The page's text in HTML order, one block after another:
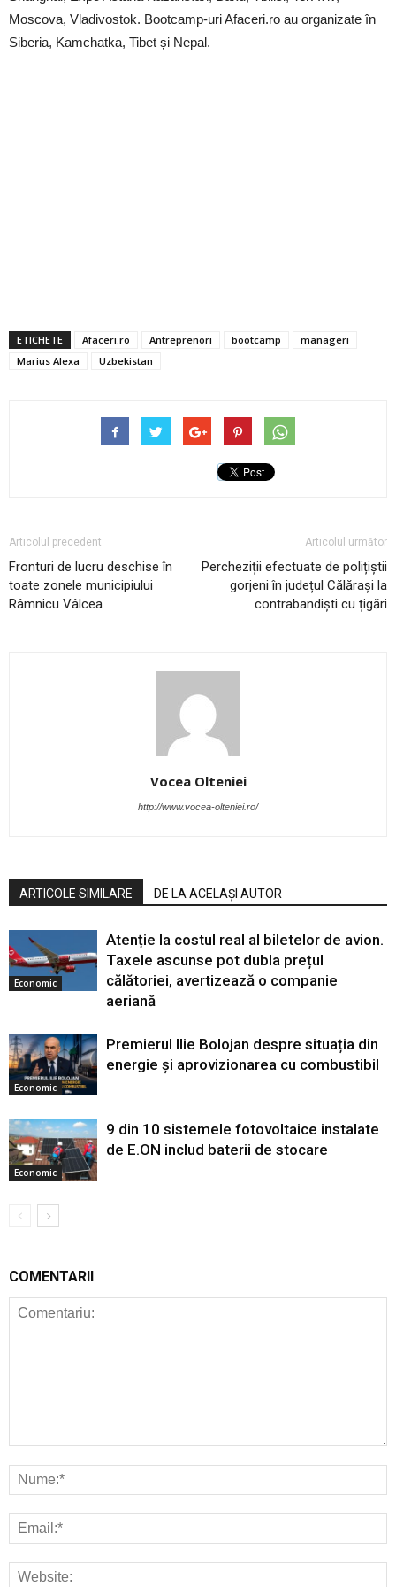
Moscova, Vladivostok. Bootcamp-uri Afaceri.ro au organizate în
Siberia, Kamchatka, Tibet și Nepal.
ETICHETE Afaceri.ro Antreprenori bootcamp
manageri
Marius Alexa
Uzbekistan
Articolul precedent
Fronturi de lucru deschise în
toate zonele municipiului
Râmnicu Vâlcea
Articolul următor
Percheziții efectuate de polițiștii
gorjeni în județul Călărași la
contrabandiști cu țigări
Vocea Olteniei
http://www.vocea-olteniei.ro/
ARTICOLE SIMILARE DE LA ACELAȘI AUTOR
Economic
Atenție la costul real al biletelor de avion.
Taxele ascunse pot dubla prețul
călătoriei, avertizează o companie
aeriană
Economic
Premierul Ilie Bolojan despre situația din
energie și aprovizionarea cu combustibil
Economic
9 din 10 sistemele fotovoltaice instalate
de E.ON includ baterii de stocare
COMENTARII